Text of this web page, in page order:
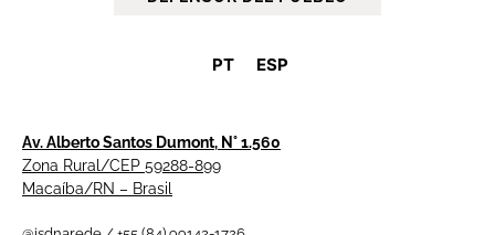
PT ESP
Av. Alberto Santos Dumont, N° 1.560
Zona Rural/CEP 59288-899
Macaíba/RN – Brasil